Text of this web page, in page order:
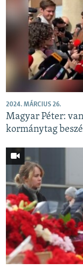
2024. MÁRCIUS 26.
Magyar Péter:
kormánytag